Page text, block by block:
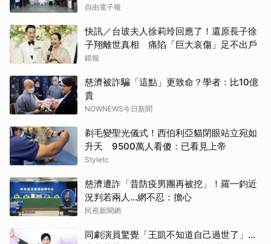
自由電子報
快訊／台玻夫人徐莉玲回應了！還原長子徐
子翔離世真相 痛陷「巨大哀傷」足不出戶
鏡報
慈濟被詐騙「這點」更致命？學者：比10億
貴
NOWNEWS今日新聞
剃毛變聖光儀式！西伯利亞貓閉眼站立宛如
升天 9500萬人看傻：已看見上帝
Styletc
慈濟遭詐「昔防疫男團再被挖」！羅一鈞近
況判若兩人…網不忍：擔心
民視新聞網
同劇演員驚覺「王凱不知道自己過世了」...